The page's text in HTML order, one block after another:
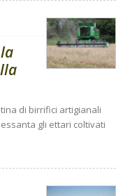
di birrifici artigianali
gli ettari coltivati